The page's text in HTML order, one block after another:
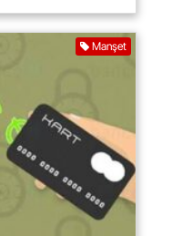
Manşet